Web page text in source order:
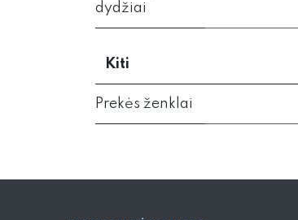
dydžiai
Kiti
Prekės ženklai